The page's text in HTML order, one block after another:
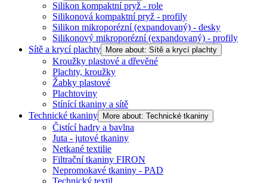
Silikon kompaktní pryž - role
Silikonová kompaktní pryž - profily
Silikon mikroporézní (expandovaný) - desky
Silikonový mikroporézní (expandovaný) - profily
Sítě a krycí plachty
More about: Sítě a krycí plachty
Kroužky plastové a dřevěné
Plachty, kroužky
Žabky plastové
Plachtoviny
Stínící tkaniny a sítě
Technické tkaniny
More about: Technické tkaniny
Čistící hadry a bavlna
Juta - jutové tkaniny
Netkané textilie
Filtrační tkaniny FIRON
Nepromokavé tkaniny - PAD